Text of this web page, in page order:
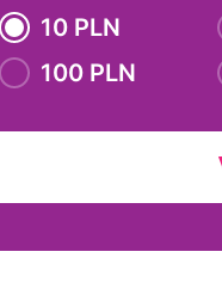
10 PLN
100 PLN